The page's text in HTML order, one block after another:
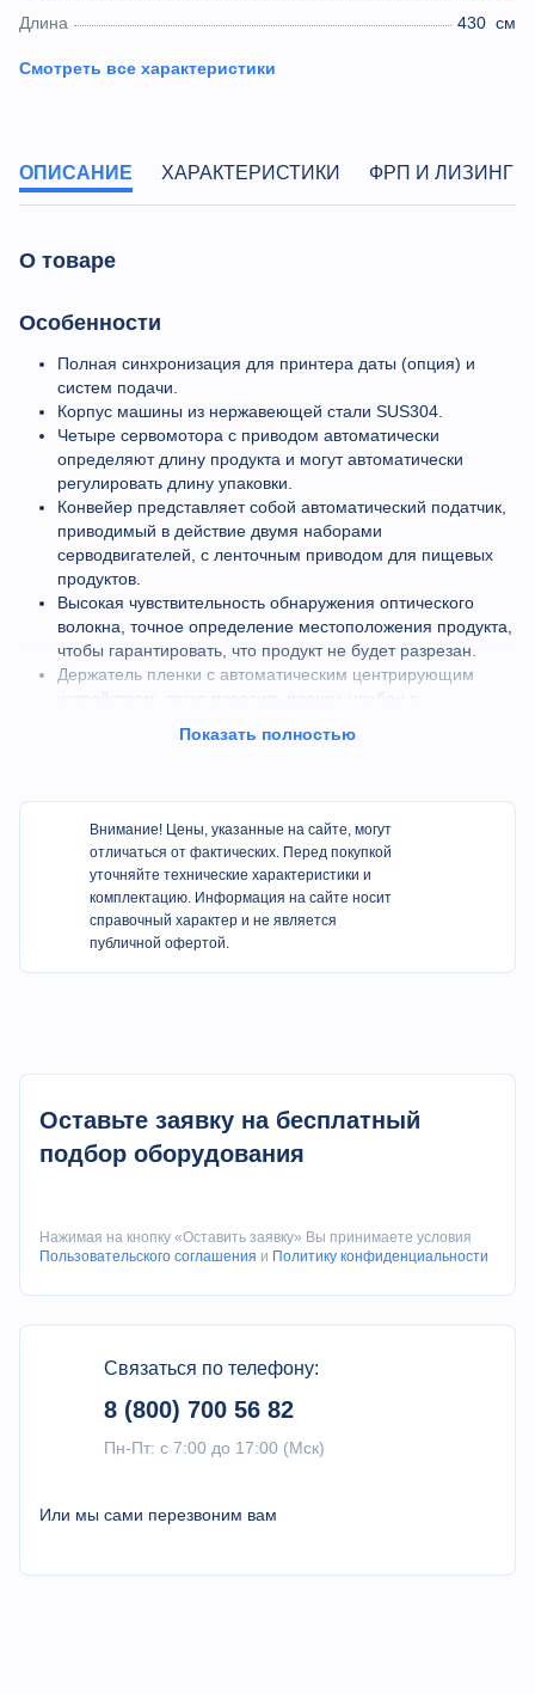
Длина
430 см
Смотреть все характеристики
ОПИСАНИЕ ХАРАКТЕРИСТИКИ ФРП И ЛИЗИНГ
О товаре
Особенности
Полная синхронизация для принтера даты (опция) и
систем подачи.
Корпус машины из нержавеющей стали SUS304.
Четыре сервомотора с приводом автоматически
определяют длину продукта и могут автоматически
регулировать длину упаковки.
Конвейер представляет собой автоматический податчик,
приводимый в действие двумя наборами
серводвигателей, с ленточным приводом для пищевых
продуктов.
Высокая чувствительность обнаружения оптического
волокна, точное определение местоположения продукта,
чтобы гарантировать, что продукт не будет разрезан.
Держатель пленки с автоматическим центрирующим
устройством, легко повесить пленку, удобен в
Регулируемое торцевое уплотнение, можно регулировать
станет более совершенным.
2 комплекта центральных уплотнительных колес. Один
управляет пленкой, а другой нагревает и запаивает.
Программный контроллер ПЛК Panasonic. Управляемый
ПЛК может реализовывать функции хранения и
Технические характеристики
Тип упаковки подушка
мм 720
Длина упаковки мм
определять длину
продукта
пачек /
5-660
Ширина
Показать полностью
Внимание! Цены, указанные на сайте, могут
отличаться от фактических. Перед покупкой
уточняйте технические характеристики и
комплектацию. Информация на сайте носит
справочный характер и не является
публичной офертой.
Оставьте заявку на бесплатный
подбор оборудования
Нажимая на кнопку «Оставить заявку» Вы принимаете условия
Пользовательского соглашения и Политику конфиденциальности
Связаться по телефону:
8 (800) 700 56 82
Пн-Пт: с 7:00 до 17:00 (Мск)
Или мы сами перезвоним вам